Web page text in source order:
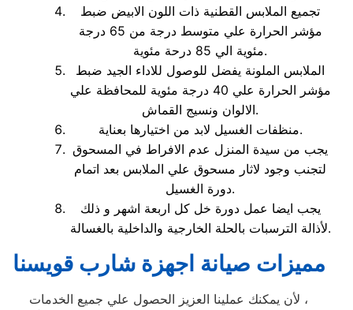
تجميع الملابس القطنية ذات اللون الابيض ضبط
مؤشر الحرارة علي متوسط درجة من 65 درجة
مئوية الي 85 درحة مئوية.
الملابس الملونة يفضل للوصول للاداء الجيد ضبط
مؤشر الحرارة علي 40 درجة مئوية للمحافظة علي
الالوان ونسيج القماش.
منظفات الغسيل لابد من اختيارها بعناية.
يجب من سيدة المنزل عدم الافراط في المسحوق
لتجنب وجود لاثار مسحوق علي الملابس بعد اتمام
دورة الغسيل.
يجب ايضا عمل دورة خل كل اربعة اشهر و ذلك
لأذالة الترسبات بالحلة الخارجية والداخلية بالغسالة.
مميزات صيانة اجهزة شارب قويسنا
لأن يمكنك عملينا العزيز الحصول علي جميع الخدمات ،